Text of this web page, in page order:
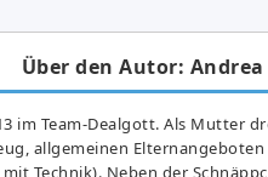
Über den Autor:
im Team-Dealgott. Als Mutter
allgemeinen
Technik). Neben der